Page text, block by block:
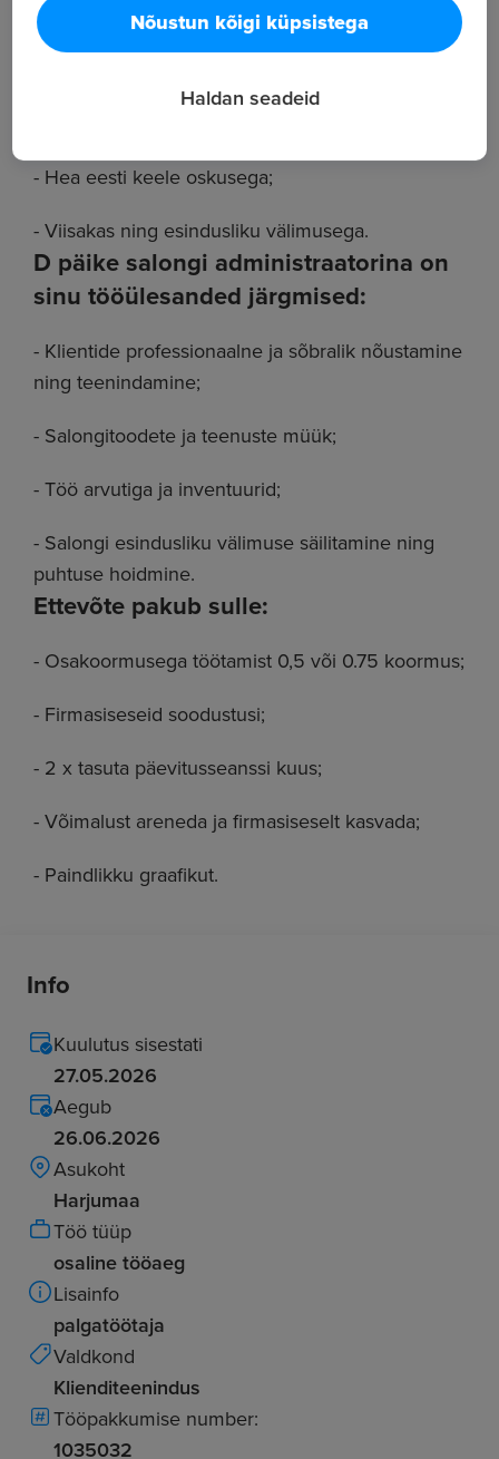
hetkedel;
- Hea eesti keele oskusega;
- Viisakas ning esindusliku välimusega.
D päike salongi administraatorina on
sinu tööülesanded järgmised:
- Klientide professionaalne ja sõbralik nõustamine
ning teenindamine;
- Salongitoodete ja teenuste müük;
- Töö arvutiga ja inventuurid;
- Salongi esindusliku välimuse säilitamine ning
puhtuse hoidmine.
Ettevõte pakub sulle:
- Osakoormusega töötamist 0,5 või 0.75 koormus;
- Firmasiseseid soodustusi;
- 2 x tasuta päevitusseanssi kuus;
- Võimalust areneda ja firmasiseselt kasvada;
- Paindlikku graafikut.
Info
Kuulutus sisestati
27.05.2026
Aegub
26.06.2026
Asukoht
Harjumaa
Töö tüüp
osaline tööaeg
Lisainfo
palgatöötaja
Valdkond
Klienditeenindus
Tööpakkumise number:
1035032
Nõustun kõigi küpsistega
Haldan seadeid